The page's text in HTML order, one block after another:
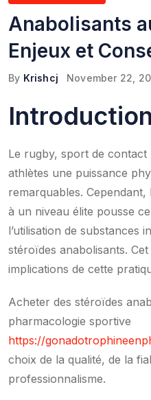
Anabolisants
Enjeux et
By Krishcj November 22,
Introduction
Le rugby, sport de contact
athlètes une puissance
remarquables.
à un niveau élite pousse
l’utilisation de substances
stéroïdes anabolisants.
implications de cette
Acheter des stéroïdes
pharmacologie sportive
https://
choix de la qualité, de la
professionnalisme.